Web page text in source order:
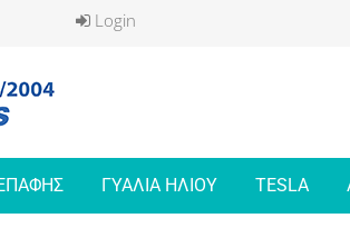
Login
ΓΥΑΛΙΑ ΗΛΙΟΥ TESLA